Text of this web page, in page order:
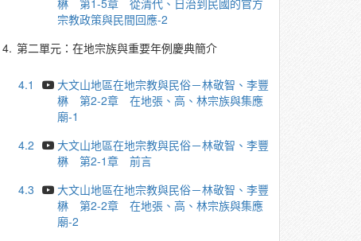
楙 第1-5章 從清代、日治到民國的官方
宗教政策與民間回應-2
4. 第二單元：在地宗族與重要年例慶典簡介
4.1
大文山地區在地宗教與民俗－林敬智、李豐
楙 第2-2章 在地張、高、林宗族與集應
廟-1
4.2
大文山地區在地宗教與民俗－林敬智、李豐
楙 第2-1章 前言
4.3
大文山地區在地宗教與民俗－林敬智、李豐
楙 第2-2章 在地張、高、林宗族與集應
廟-2